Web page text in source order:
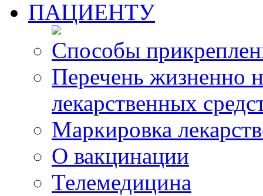
ПАЦИЕНТУ
Способы
Перечень жизненно
лекарственных
Маркировка
О вакцинации
Телемедицина